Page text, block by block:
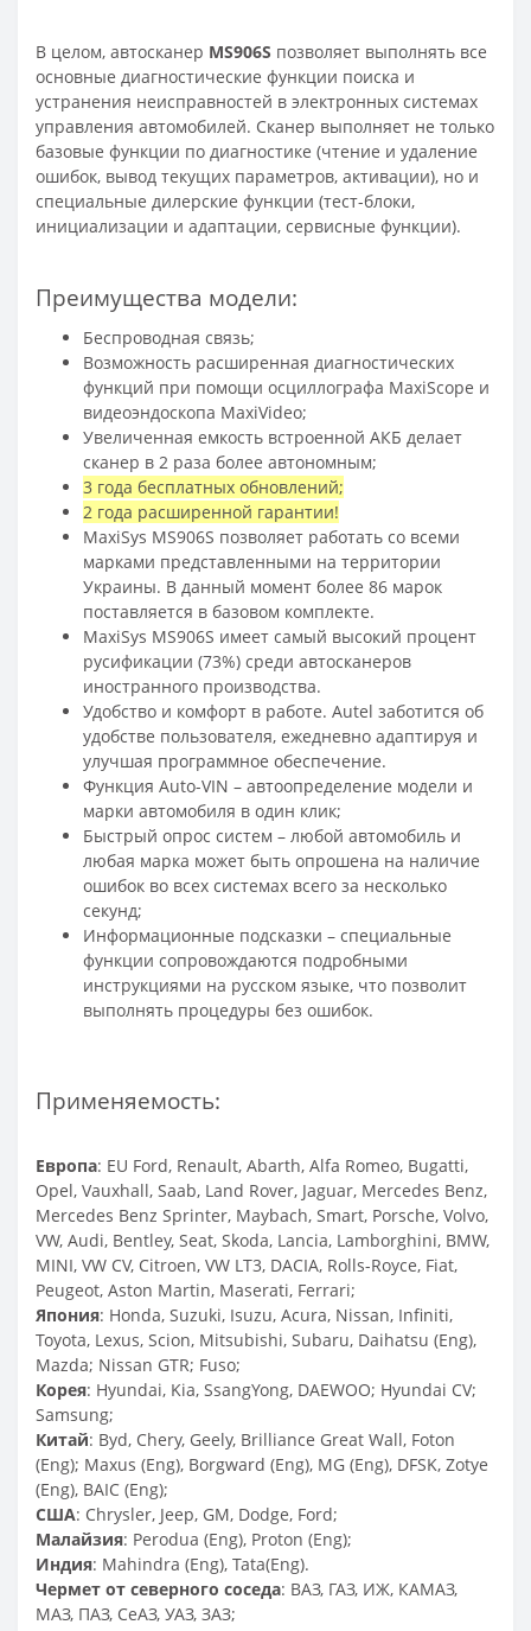
В целом, автосканер MS906S позволяет выполнять все
основные диагностические функции поиска и
устранения неисправностей в электронных системах
управления автомобилей. Сканер выполняет не только
базовые функции по диагностике (чтение и удаление
ошибок, вывод текущих параметров, активации), но и
специальные дилерские функции (тест-блоки,
инициализации и адаптации, сервисные функции).
Преимущества модели:
Беспроводная связь;
Возможность расширенная диагностических
функций при помощи осциллографа MaxiScope и
видеоэндоскопа MaxiVideo;
Увеличенная емкость встроенной АКБ делает
сканер в 2 раза более автономным;
3 года бесплатных обновлений;
2 года расширенной гарантии!
MaxiSys MS906S позволяет работать со всеми
марками представленными на территории
Украины. В данный момент более 86 марок
поставляется в базовом комплекте.
MaxiSys MS906S имеет самый высокий процент
русификации (73%) среди автосканеров
иностранного производства.
Удобство и комфорт в работе. Autel заботится об
удобстве пользователя, ежедневно адаптируя и
улучшая программное обеспечение.
Функция Auto-VIN – автоопределение модели и
марки автомобиля в один клик;
Быстрый опрос систем – любой автомобиль и
любая марка может быть опрошена на наличие
ошибок во всех системах всего за несколько
секунд;
Информационные подсказки – специальные
функции сопровождаются подробными
инструкциями на русском языке, что позволит
выполнять процедуры без ошибок.
Применяемость:
Европа: EU Ford, Renault, Abarth, Alfa Romeo, Bugatti,
Opel, Vauxhall, Saab, Land Rover, Jaguar, Mercedes Benz,
Mercedes Benz Sprinter, Maybach, Smart, Porsche, Volvo,
VW, Audi, Bentley, Seat, Skoda, Lancia, Lamborghini, BMW,
MINI, VW CV, Citroen, VW LT3, DACIA, Rolls-Royce, Fiat,
Peugeot, Aston Martin, Maserati, Ferrari;
Япония: Honda, Suzuki, Isuzu, Acura, Nissan, Infiniti,
Toyota, Lexus, Scion, Mitsubishi, Subaru, Daihatsu (Eng),
Mazda; Nissan GTR; Fuso;
Корея: Hyundai, Kia, SsangYong, DAEWOO; Hyundai CV;
Samsung;
Китай: Byd, Chery, Geely, Brilliance Great Wall, Foton
(Eng); Maxus (Eng), Borgward (Eng), MG (Eng), DFSK, Zotye
(Eng), BAIC (Eng);
США: Chrysler, Jeep, GM, Dodge, Ford;
Малайзия: Perodua (Eng), Proton (Eng);
Индия: Mahindra (Eng), Tata(Eng).
Чермет от северного соседа: ВАЗ, ГАЗ, ИЖ, КАМАЗ,
МАЗ, ПАЗ, СеАЗ, УАЗ, ЗАЗ;